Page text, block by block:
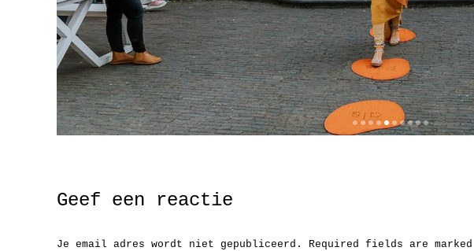
Geef een reactie
Je email adres wordt niet gepubliceerd. Required fields are marked